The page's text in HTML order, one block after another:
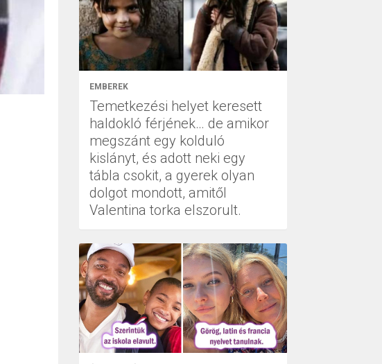
EMBEREK
Temetkezési helyet keresett
haldokló férjének… de amikor
megszánt egy kolduló
kislányt, és adott neki egy
tábla csokit, a gyerek olyan
dolgot mondott, amitől
Valentina torka elszorult.